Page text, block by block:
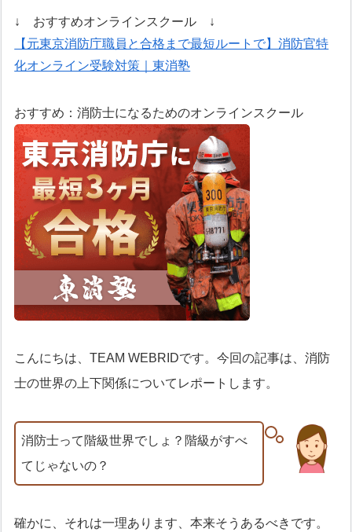
↓ おすすめオンラインスクール ↓
【元東京消防庁職員と合格まで最短ルートで】消防官特
化オンライン受験対策｜東消塾
おすすめ：消防士になるためのオンラインスクール
こんにちは、TEAM WEBRIDです。今回の記事は、消防
士の世界の上下関係についてレポートします。
消防士って階級世界でしょ？階級がすべ
てじゃないの？
確かに、それは一理あります、本来そうあるべきです。